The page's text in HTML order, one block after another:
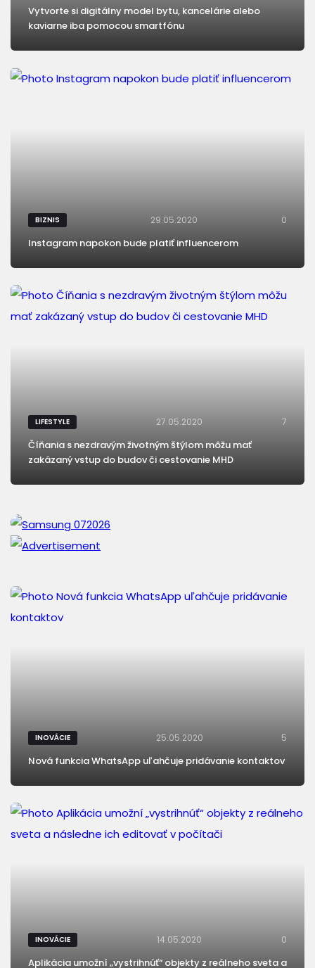
Vytvorte si digitálny model bytu, kancelárie alebo
kaviarne iba pomocou smartfónu
BIZNIS 29.05.2020 0
Instagram napokon bude platiť influencerom
LIFESTYLE 27.05.2020 7
Číňania s nezdravým životným štýlom môžu mať
zakázaný vstup do budov či cestovanie MHD
INOVÁCIE 25.05.2020 5
Nová funkcia WhatsApp uľahčuje pridávanie kontaktov
INOVÁCIE 14.05.2020 0
Aplikácia umožní „vystrihnúť“ objekty z reálneho sveta a